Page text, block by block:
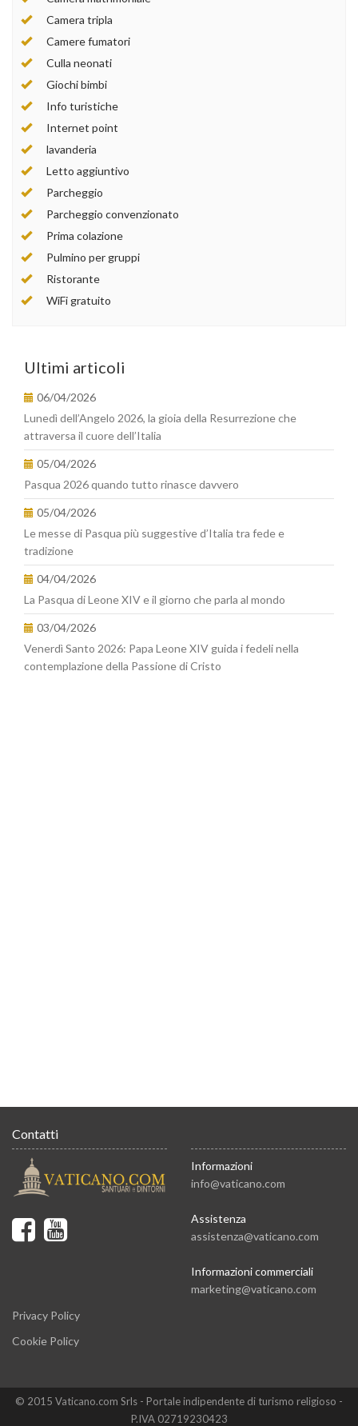
Camera tripla
Camere fumatori
Culla neonati
Giochi bimbi
Info turistiche
Internet point
lavanderia
Letto aggiuntivo
Parcheggio
Parcheggio convenzionato
Prima colazione
Pulmino per gruppi
Ristorante
WiFi gratuito
Ultimi articoli
06/04/2026
Lunedì dell’Angelo 2026, la gioia della Resurrezione che
attraversa il cuore dell’Italia
05/04/2026
Pasqua 2026 quando tutto rinasce davvero
05/04/2026
Le messe di Pasqua più suggestive d’Italia tra fede e
tradizione
04/04/2026
La Pasqua di Leone XIV e il giorno che parla al mondo
03/04/2026
Venerdì Santo 2026: Papa Leone XIV guida i fedeli nella
contemplazione della Passione di Cristo
Contatti
Informazioni
info@vaticano.com
Assistenza
assistenza@vaticano.com
Informazioni commerciali
marketing@vaticano.com
Privacy Policy
Cookie Policy
© 2015 Vaticano.com Srls - Portale indipendente di turismo religioso -
P.IVA 02719230423